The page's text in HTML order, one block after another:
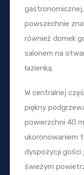
powszechnie
również domek
salonem na
łazienką.
W centralnej
piękny
powierzchni 40
ukoronowaniem
dyspozycji gości
świeżym